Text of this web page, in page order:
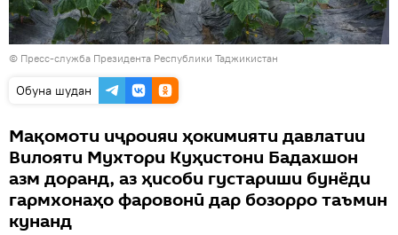
© Пресс-служба Президента Республики Таджикистан
Обуна шудан
Мақомоти иҷроияи ҳокимияти давлатии
Вилояти Мухтори Куҳистони Бадахшон
азм доранд, аз ҳисоби густариши бунёди
гармхонаҳо фаровонӣ дар бозорро таъмин
кунанд